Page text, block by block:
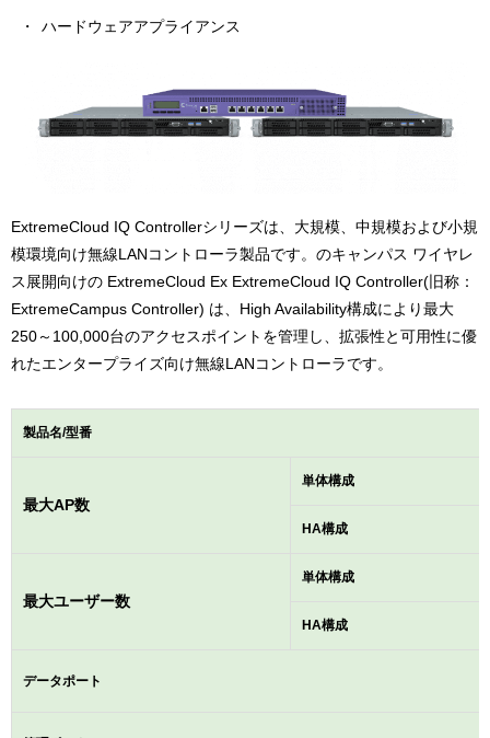
ハードウェアアプライアンス
ExtremeCloud IQ Controllerシリーズは、大規模、中規模および小規
模環境向け無線LANコントローラ製品です。のキャンパス ワイヤレ
ス展開向けの ExtremeCloud Ex ExtremeCloud IQ Controller(旧称：
ExtremeCampus Controller) は、High Availability構成により最大
250～100,000台のアクセスポイントを管理し、拡張性と可用性に優
れたエンタープライズ向け無線LANコントローラです。
製品名/型番
最大AP数
単体構成
HA構成
最大ユーザー数
単体構成
HA構成
データポート